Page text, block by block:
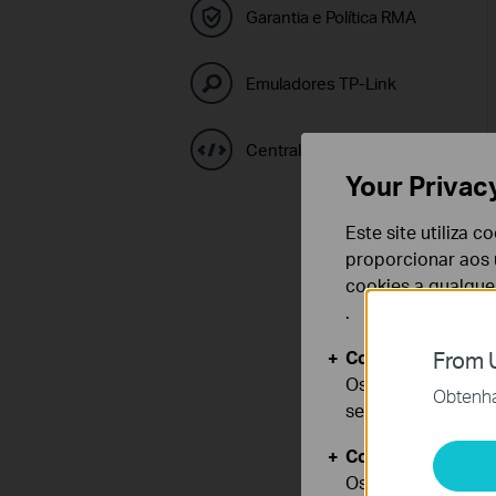
Garantia e Política RMA
Emuladores TP-Link
Central de Códigos GPL
From
Your
Este site utiliza
proporcionar aos
cookies a
.
Cookies Básicos
Os cookies são
seus sistemas.
Cookies de
Os cookies de